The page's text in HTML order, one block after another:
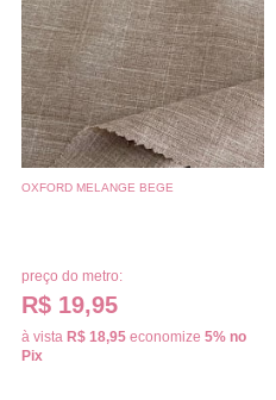
OXFORD MELANGE BEGE
preço do metro:
R$ 19,95
à vista R$ 18,95 economize 5% no
Pix